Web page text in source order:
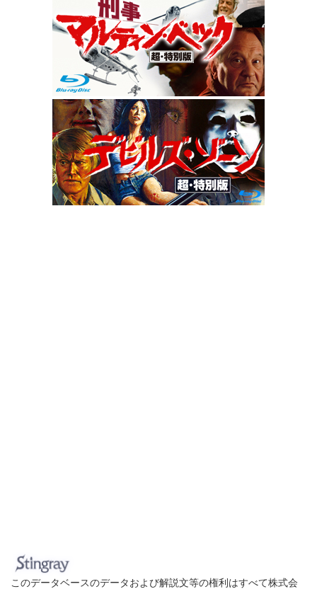
このデータベースのデータおよび解説文等の権利はすべて株式会